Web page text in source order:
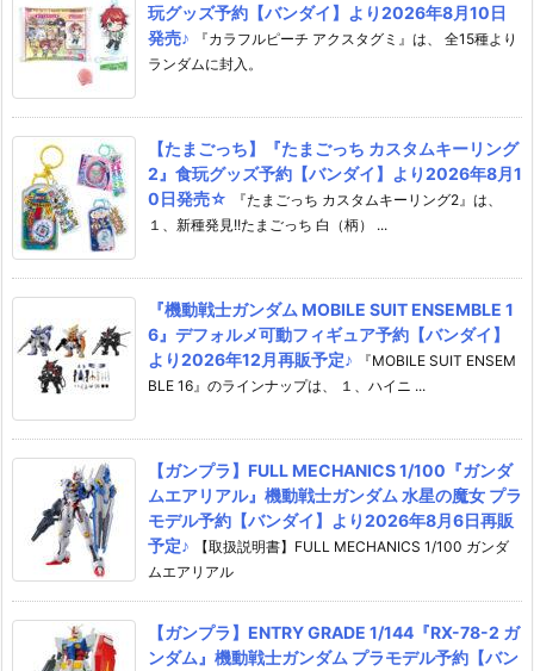
玩グッズ予約【バンダイ】より2026年8月10日
発売♪
『カラフルピーチ アクスタグミ』は、 全15種より
ランダムに封入。
【たまごっち】『たまごっち カスタムキーリング
2』食玩グッズ予約【バンダイ】より2026年8月1
0日発売☆
『たまごっち カスタムキーリング2』は、
１、新種発見!!たまごっち 白（柄） ...
『機動戦士ガンダム MOBILE SUIT ENSEMBLE 1
6』デフォルメ可動フィギュア予約【バンダイ】
より2026年12月再販予定♪
『MOBILE SUIT ENSEM
BLE 16』のラインナップは、 １、ハイニ ...
【ガンプラ】FULL MECHANICS 1/100『ガンダ
ムエアリアル』機動戦士ガンダム 水星の魔女 プラ
モデル予約【バンダイ】より2026年8月6日再販
予定♪
【取扱説明書】FULL MECHANICS 1/100 ガンダ
ムエアリアル
【ガンプラ】ENTRY GRADE 1/144『RX-78-2 ガ
ンダム』機動戦士ガンダム プラモデル予約【バン